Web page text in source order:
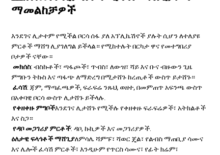
ማመልከቻዎች
እንደገና ሊታተም የሚችል ቦርሳሰፋ ያለ አፕሊኬሽኖች ያሉት ሲሆን ለተለያዩ
ምርቶች ማሸግ ሊያገለግል ይችላል። የሚከተሉት በርካታ ዋና የመተግበሪያ
ቦታዎች ናቸው።
መክሰስ: ብስኩቶች፣ ጣፋጮች፣ ጥብስ፣ ለውዝ፣ ሻይ እና ቡና ብዙውን ጊዜ
ምግቡን ትኩስ እና ጣፋጭ ለማድረግ በሚታሸጉ ከረጢቶች ውስጥ ይታሸጉ።
ፈሳሽ: ጃም, ማጣፈጫዎች, ፍራፍሬ ንጹህ, ወዘተ, በመምጠጥ አፍንጫ ውስጥ
በአቀባዊ ቦርሳ ውስጥ ሊታሸጉ ይችላሉ.
የቀዘቀዙ ምግቦችእንደገና ሊታሸጉ የሚችሉ የቀዘቀዙ ፍራፍሬዎች፣ አትክልቶች
እና ስጋ።
የዳቦ መጋገሪያ ምርቶች: ዳቦ, ኩኪዎች እና መጋገሪያዎች.
ዕለታዊ ፍላጎቶች ማሸጊያለምሳሌ ሻምፑ፣ ሻወር ጄል፣ የልብስ ማጠቢያ ሳሙና
እና ሌሎች ፈሳሽ ምርቶች፣ እንዲሁም የጥርስ ሳሙና፣ የፊት ክሬም፣